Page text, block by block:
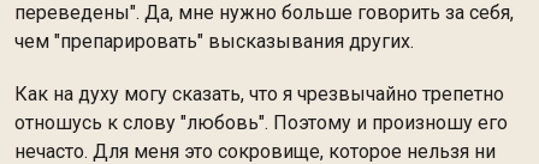
переведены". Да, мне нужно больше говорить за себя,
чем "препарировать" высказывания других.
Как на духу могу сказать, что я чрезвычайно трепетно
отношусь к слову "любовь". Поэтому и произношу его
нечасто. Для меня это сокровище, которое нельзя ни